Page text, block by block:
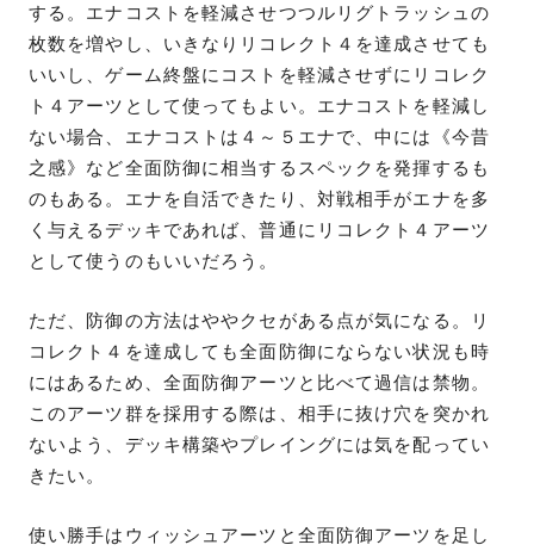
する。エナコストを軽減させつつルリグトラッシュの
枚数を増やし、いきなりリコレクト４を達成させても
いいし、ゲーム終盤にコストを軽減させずにリコレク
ト４アーツとして使ってもよい。エナコストを軽減し
ない場合、エナコストは４～５エナで、中には《今昔
之感》など全面防御に相当するスペックを発揮するも
のもある。エナを自活できたり、対戦相手がエナを多
く与えるデッキであれば、普通にリコレクト４アーツ
として使うのもいいだろう。
ただ、防御の方法はややクセがある点が気になる。リ
コレクト４を達成しても全面防御にならない状況も時
にはあるため、全面防御アーツと比べて過信は禁物。
このアーツ群を採用する際は、相手に抜け穴を突かれ
ないよう、デッキ構築やプレイングには気を配ってい
きたい。
使い勝手はウィッシュアーツと全面防御アーツを足し